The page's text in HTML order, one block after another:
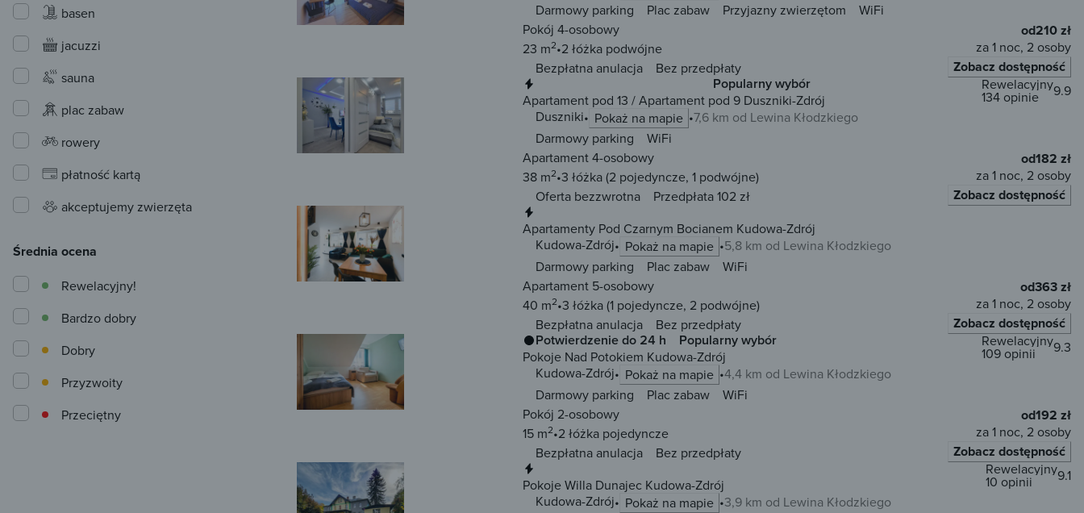
Darmowy parking Plac zabaw Przyjazny zwierzętom
WiFi
Pokój 4-osobowy
23 m2 2 łóżka podwójne
Bezpłatna anulacja
Bez przedpłaty
od210 zł
za 1 noc, 2 osoby
Zobacz dostępność
Popularny wybór
Apartament pod 13 / Apartament pod 9 Duszniki-Zdrój
Duszniki
Pokaż na mapie 7,6 km od Lewina Kłodzkiego
9.9
Rewelacyjny
134 opinie
Darmowy parking
WiFi
Apartament 4-osobowy
38 m2 3 łóżka(2 pojedyncze, 1 podwójne)
Oferta bezzwrotna
Przedpłata 102 zł
od182 zł
za 1 noc, 2 osoby
Zobacz dostępność
Apartamenty Pod Czarnym Bocianem Kudowa-Zdrój
Kudowa-Zdrój
Pokaż na mapie
5,8 km od Lewina Kłodzkiego
Darmowy parking
Plac zabaw
WiFi
Apartament 5-osobowy
40 m2 3 łóżka(1 pojedyncze, 2 podwójne)
Bezpłatna anulacja
Bez przedpłaty
od363 zł
za 1 noc, 2 osoby
Zobacz dostępność
Potwierdzenie do 24 h
Popularny wybór
Pokoje Nad Potokiem Kudowa-Zdrój
Kudowa-Zdrój
Pokaż na mapie 4,4 km od Lewina Kłodzkiego
9.3
Rewelacyjny
109 opinii
Darmowy parking Plac zabaw
WiFi
Pokój 2-osobowy
15 m2 2 łóżka pojedyncze
Bezpłatna anulacja
Bez przedpłaty
od192 zł
za 1 noc, 2 osoby
Zobacz dostępność
Pokoje Willa Dunajec Kudowa-Zdrój
Kudowa-Zdrój
Pokaż na mapie 3,9 km od Lewina Kłodzkiego
9.1
Rewelacyjny
10 opinii
basen
jacuzzi
sauna
plac zabaw
rowery
płatność kartą
akceptujemy zwierzęta
Średnia ocena
Przeciętny
Przyzwoity
Dobry
Bardzo dobry
Rewelacyjny!